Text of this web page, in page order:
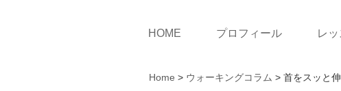
HOME プロフィール レ
Home > ウォーキングコラム > 首をスッと